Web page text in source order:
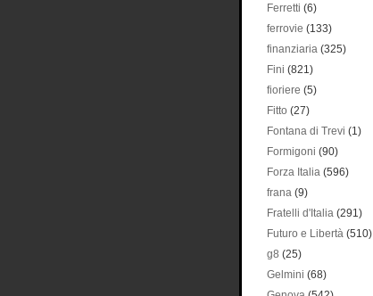
Ferretti (6)
ferrovie (133)
finanziaria (325)
Fini (821)
fioriere (5)
Fitto (27)
Fontana di Trevi (1)
Formigoni (90)
Forza Italia (596)
frana (9)
Fratelli d'Italia (291)
Futuro e Libertà (510)
g8 (25)
Gelmini (68)